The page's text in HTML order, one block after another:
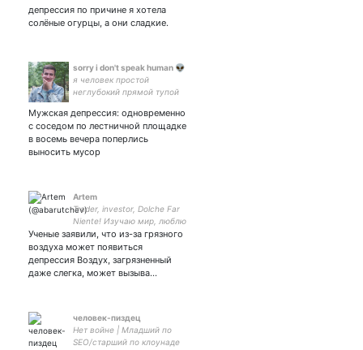
депрессия по причине я хотела
солёные огурцы, а они сладкие.
sorry i don't speak human 👽
я человек простой
неглубокий прямой тупой
Мужская депрессия: одновременно
с соседом по лестничной площадке
в восемь вечера поперлись
выносить мусор
Artem
Trader, investor, Dolche Far
Niente! Изучаю мир, люблю
читать про финансы. Мы
не просто живем не по
средствам, — мы живем
не по средствам других
Ученые заявили, что из-за грязного
воздуха может появиться
депрессия Воздух, загрязненный
даже слегка, может вызыва…
человек-пиздец
Нет войне | Младший по
SEO/старший по клоунаде